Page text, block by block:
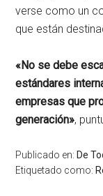
verse como un
que están
«No se debe
estándares
empresas que
generación»,
Publicado en: De
Etiquetado como: